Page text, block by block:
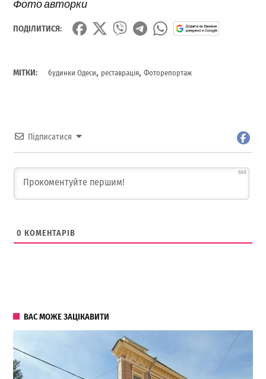
Фото авторки
ПОДІЛИТИСЯ:
МІТКИ: будинки Одеси, реставрація,Фоторепортаж
Підписатися
500
0 КОМЕНТАРІВ
ВАС МОЖЕ ЗАЦІКАВИТИ